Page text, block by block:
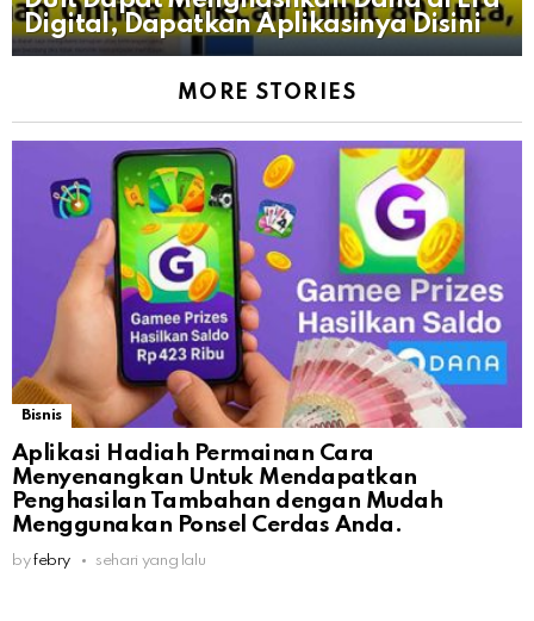
Digital, Dapatkan Aplikasinya Disini
MORE STORIES
Bisnis
Aplikasi Hadiah Permainan Cara
Menyenangkan Untuk Mendapatkan
Penghasilan Tambahan dengan Mudah
Menggunakan Ponsel Cerdas Anda.
by febry sehari yang lalu